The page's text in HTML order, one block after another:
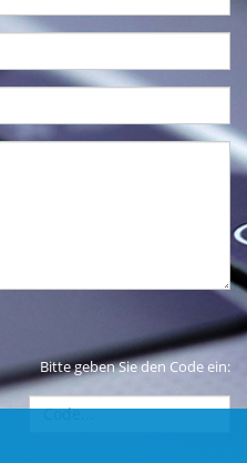
Bitte geben Sie den Code ein: